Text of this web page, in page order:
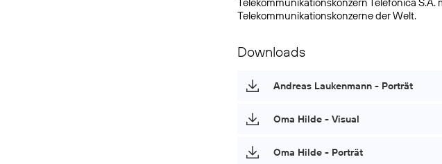
Telekommunikationskonzerne der Welt.
Downloads
Andreas Laukenmann - Porträt
Oma Hilde - Visual
Oma Hilde - Porträt